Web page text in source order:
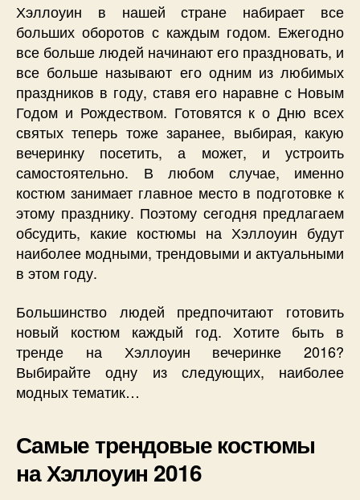
Хэллоуин в нашей стране набирает все
больших оборотов с каждым годом. Ежегодно
все больше людей начинают его праздновать, и
все больше называют его одним из любимых
праздников в году, ставя его наравне с Новым
Годом и Рождеством. Готовятся к о Дню всех
святых теперь тоже заранее, выбирая, какую
вечеринку посетить, а может, и устроить
самостоятельно. В любом случае, именно
костюм занимает главное место в подготовке к
этому празднику. Поэтому сегодня предлагаем
обсудить, какие костюмы на Хэллоуин будут
наиболее модными, трендовыми и актуальными
в этом году.
Большинство людей предпочитают готовить
новый костюм каждый год. Хотите быть в
тренде на Хэллоуин вечеринке 2016?
Выбирайте одну из следующих, наиболее
модных тематик…
Самые трендовые костюмы
на Хэллоуин 2016